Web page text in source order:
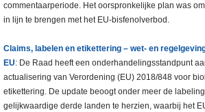
commentaarperiode. Het oorspronkelijke plan was
in lijn te brengen met het EU-bisfenolverbod.
Claims, labelen en etikettering – wet- en
EU: De Raad heeft een onderhandelingsstandpunt
actualisering van Verordening (EU) 2018/848 voor
etikettering. De update beoogt onder meer de
gelijkwaardige derde landen te herzien, waarbij het